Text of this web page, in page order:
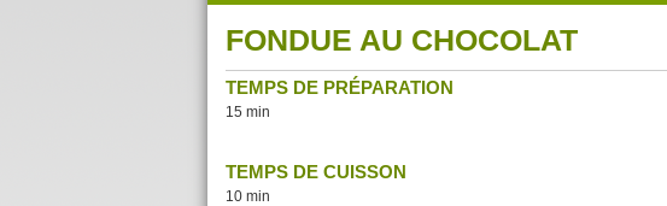
FONDUE AU CHOCOLAT
TEMPS DE PRÉPARATION
15 min
TEMPS DE CUISSON
10 min